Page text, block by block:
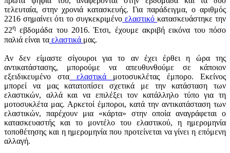
τελευταία, στην χρονιά κατασκευής. Για παράδειγμα, ο αριθμός
2216 σημαίνει ότι το συγκεκριμένο ελαστικό κατασκευάστηκε την
22η εβδομάδα του 2016. Έτσι, έχουμε ακριβή εικόνα του πόσο
παλιά είναι τα ελαστικά μας.
Αν δεν είμαστε σίγουροι για το αν έχει έρθει η ώρα της
αντικατάστασης, μπορούμε να απευθυνθούμε σε κάποιον
εξειδικευμένο στα ελαστικά μοτοσυκλέτας έμπορο. Εκείνος
μπορεί να μας κατατοπίσει σχετικά με την κατάσταση των
ελαστικών, αλλά και να επιλέξει τον κατάλληλο τύπο για τη
μοτοσυκλέτα μας. Αρκετοί έμποροι, κατά την αντικατάσταση των
ελαστικών, παρέχουν μια «κάρτα» στην οποία αναγράφεται ο
κατασκευαστής και το μοντέλο του ελαστικού, η ημερομηνία
τοποθέτησης και η ημερομηνία που προτείνεται να γίνει η επόμενη
αλλαγή.